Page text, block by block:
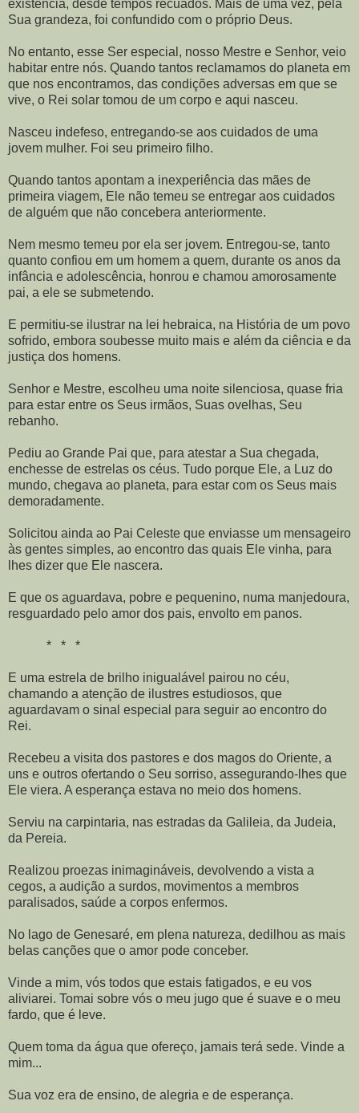
existência, desde tempos recuados. Mais de uma vez, pela
Sua grandeza, foi confundido com o próprio Deus.
No entanto, esse Ser especial, nosso Mestre e Senhor, veio
habitar entre nós. Quando tantos reclamamos do planeta em
que nos encontramos, das condições adversas em que se
vive, o Rei solar tomou de um corpo e aqui nasceu.
Nasceu indefeso, entregando-se aos cuidados de uma
jovem mulher. Foi seu primeiro filho.
Quando tantos apontam a inexperiência das mães de
primeira viagem, Ele não temeu se entregar aos cuidados
de alguém que não concebera anteriormente.
Nem mesmo temeu por ela ser jovem. Entregou-se, tanto
quanto confiou em um homem a quem, durante os anos da
infância e adolescência, honrou e chamou amorosamente
pai, a ele se submetendo.
E permitiu-se ilustrar na lei hebraica, na História de um povo
sofrido, embora soubesse muito mais e além da ciência e da
justiça dos homens.
Senhor e Mestre, escolheu uma noite silenciosa, quase fria
para estar entre os Seus irmãos, Suas ovelhas, Seu
rebanho.
Pediu ao Grande Pai que, para atestar a Sua chegada,
enchesse de estrelas os céus. Tudo porque Ele, a Luz do
mundo, chegava ao planeta, para estar com os Seus mais
demoradamente.
Solicitou ainda ao Pai Celeste que enviasse um mensageiro
às gentes simples, ao encontro das quais Ele vinha, para
lhes dizer que Ele nascera.
E que os aguardava, pobre e pequenino, numa manjedoura,
resguardado pelo amor dos pais, envolto em panos.
* * *
E uma estrela de brilho inigualável pairou no céu,
chamando a atenção de ilustres estudiosos, que
aguardavam o sinal especial para seguir ao encontro do
Rei.
Recebeu a visita dos pastores e dos magos do Oriente, a
uns e outros ofertando o Seu sorriso, assegurando-lhes que
Ele viera. A esperança estava no meio dos homens.
Serviu na carpintaria, nas estradas da Galileia, da Judeia,
da Pereia.
Realizou proezas inimagináveis, devolvendo a vista a
cegos, a audição a surdos, movimentos a membros
paralisados, saúde a corpos enfermos.
No lago de Genesaré, em plena natureza, dedilhou as mais
belas canções que o amor pode conceber.
Vinde a mim, vós todos que estais fatigados, e eu vos
aliviarei. Tomai sobre vós o meu jugo que é suave e o meu
fardo, que é leve.
Quem toma da água que ofereço, jamais terá sede. Vinde a
mim...
Sua voz era de ensino, de alegria e de esperança.